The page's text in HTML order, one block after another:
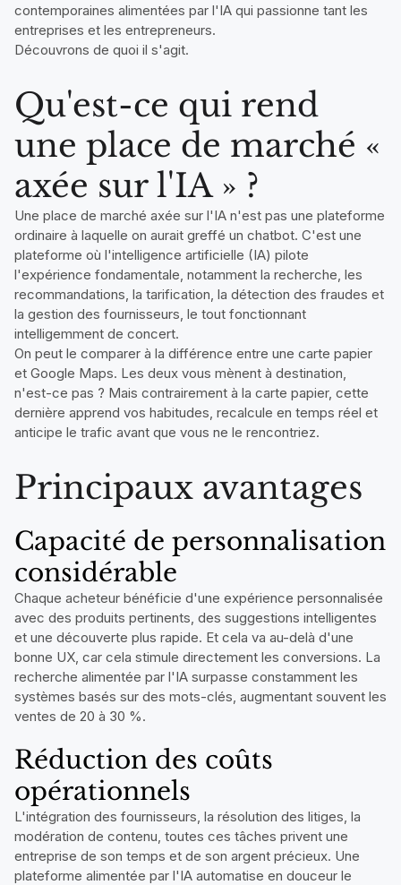
contemporaines alimentées par l'IA qui passionne tant les
entreprises et les entrepreneurs.
Découvrons de quoi il s'agit.
Qu'est-ce qui rend
une place de marché «
axée sur l'IA » ?
Une place de marché axée sur l'IA n'est pas une plateforme
ordinaire à laquelle on aurait greffé un chatbot. C'est une
plateforme où l'intelligence artificielle (IA) pilote
l'expérience fondamentale, notamment la recherche, les
recommandations, la tarification, la détection des fraudes et
la gestion des fournisseurs, le tout fonctionnant
intelligemment de concert.
On peut le comparer à la différence entre une carte papier
et Google Maps. Les deux vous mènent à destination,
n'est-ce pas ? Mais contrairement à la carte papier, cette
dernière apprend vos habitudes, recalcule en temps réel et
anticipe le trafic avant que vous ne le rencontriez.
Principaux avantages
Capacité de personnalisation
considérable
Chaque acheteur bénéficie d'une expérience personnalisée
avec des produits pertinents, des suggestions intelligentes
et une découverte plus rapide. Et cela va au-delà d'une
bonne UX, car cela stimule directement les conversions. La
recherche alimentée par l'IA surpasse constamment les
systèmes basés sur des mots-clés, augmentant souvent les
ventes de 20 à 30 %.
Réduction des coûts
opérationnels
L'intégration des fournisseurs, la résolution des litiges, la
modération de contenu, toutes ces tâches privent une
entreprise de son temps et de son argent précieux. Une
plateforme alimentée par l'IA automatise en douceur le